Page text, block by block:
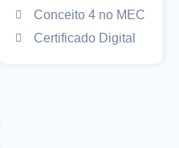
Conceito 4 no MEC
Certificado Digital